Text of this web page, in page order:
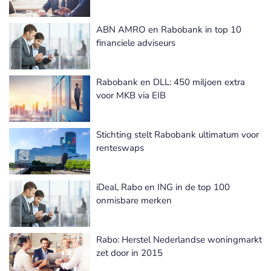
ABN AMRO en Rabobank in top 10
financiele adviseurs
Rabobank en DLL: 450 miljoen extra
voor MKB via EIB
Stichting stelt Rabobank ultimatum voor
renteswaps
iDeal, Rabo en ING in de top 100
onmisbare merken
Rabo: Herstel Nederlandse woningmarkt
zet door in 2015